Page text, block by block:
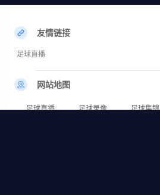
友情链接
足球直播
网站地图
足球直播 足球录像 足球集锦